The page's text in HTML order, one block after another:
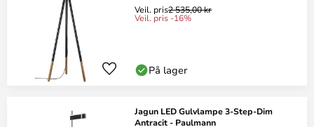
Veil. pris2 535,00 kr
Veil. pris -16%
På lager
Jagun LED Gulvlampe 3-Step-Dim
Antracit - Paulmann